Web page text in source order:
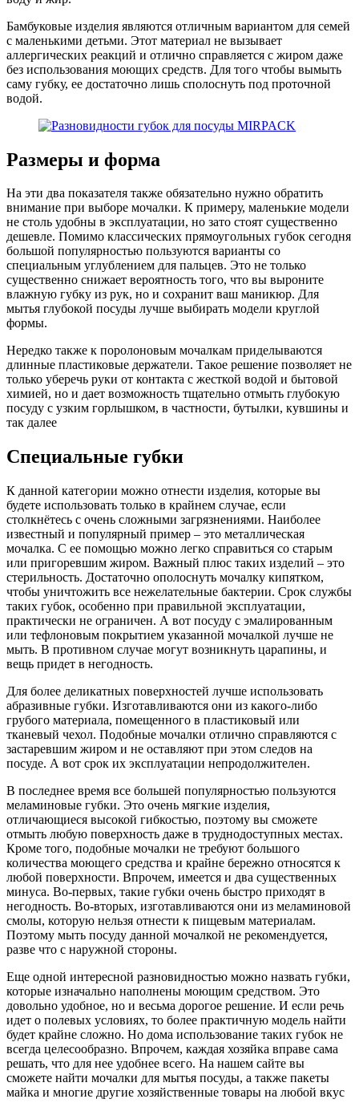
Бамбуковые изделия являются отличным вариантом для семей
с маленькими детьми. Этот материал не вызывает
аллергических реакций и отлично справляется с жиром даже
без использования моющих средств. Для того чтобы вымыть
саму губку, ее достаточно лишь сполоснуть под проточной
водой.
Размеры и форма
На эти два показателя также обязательно нужно обратить
внимание при выборе мочалки. К примеру, маленькие модели
не столь удобны в эксплуатации, но зато стоят существенно
дешевле. Помимо классических прямоугольных губок сегодня
большой популярностью пользуются варианты со
специальным углублением для пальцев. Это не только
существенно снижает вероятность того, что вы выроните
влажную губку из рук, но и сохранит ваш маникюр. Для
мытья глубокой посуды лучше выбирать модели круглой
формы.
Нередко также к поролоновым мочалкам приделываются
длинные пластиковые держатели. Такое решение позволяет не
только уберечь руки от контакта с жесткой водой и бытовой
химией, но и дает возможность тщательно отмыть глубокую
посуду с узким горлышком, в частности, бутылки, кувшины и
так далее
Специальные губки
К данной категории можно отнести изделия, которые вы
будете использовать только в крайнем случае, если
столкнётесь с очень сложными загрязнениями. Наиболее
известный и популярный пример – это металлическая
мочалка. С ее помощью можно легко справиться со старым
или пригоревшим жиром. Важный плюс таких изделий – это
стерильность. Достаточно ополоснуть мочалку кипятком,
чтобы уничтожить все нежелательные бактерии. Срок службы
таких губок, особенно при правильной эксплуатации,
практически не ограничен. А вот посуду с эмалированным
или тефлоновым покрытием указанной мочалкой лучше не
мыть. В противном случае могут возникнуть царапины, и
вещь придет в негодность.
Для более деликатных поверхностей лучше использовать
абразивные губки. Изготавливаются они из какого-либо
грубого материала, помещенного в пластиковый или
тканевый чехол. Подобные мочалки отлично справляются с
застаревшим жиром и не оставляют при этом следов на
посуде. А вот срок их эксплуатации непродолжителен.
В последнее время все большей популярностью пользуются
меламиновые губки. Это очень мягкие изделия,
отличающиеся высокой гибкостью, поэтому вы сможете
отмыть любую поверхность даже в труднодоступных местах.
Кроме того, подобные мочалки не требуют большого
количества моющего средства и крайне бережно относятся к
любой поверхности. Впрочем, имеется и два существенных
минуса. Во-первых, такие губки очень быстро приходят в
негодность. Во-вторых, изготавливаются они из меламиновой
смолы, которую нельзя отнести к пищевым материалам.
Поэтому мыть посуду данной мочалкой не рекомендуется,
разве что с наружной стороны.
Еще одной интересной разновидностью можно назвать губки,
которые изначально наполнены моющим средством. Это
довольно удобное, но и весьма дорогое решение. И если речь
идет о полевых условиях, то более практичную модель найти
будет крайне сложно. Но дома использование таких губок не
всегда целесообразно. Впрочем, каждая хозяйка вправе сама
решать, что для нее удобнее всего. На нашем сайте вы
сможете найти мочалки для мытья посуды, а также пакеты
майка и многие другие хозяйственные товары на любой вкус